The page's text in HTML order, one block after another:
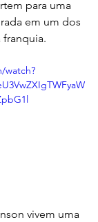
para uma
em um dos
watch?
vivem uma